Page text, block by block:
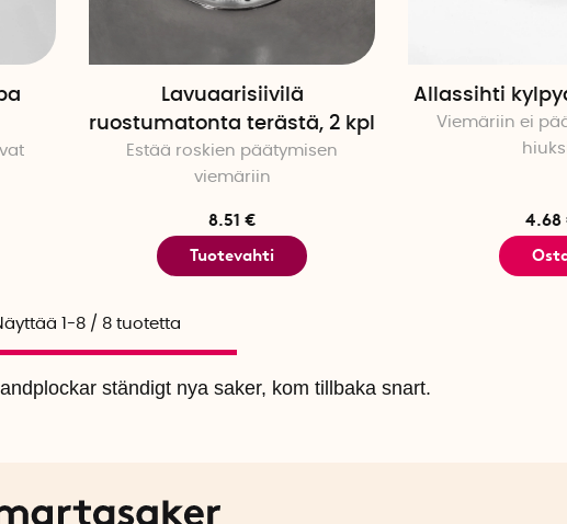
Lavuaarisiivilä
ruostumatonta terästä, 2 kpl
Estää roskien päätymisen
viemäriin
8.51 €
Tuotevahti
Allassihti
Viemäriin ei
4.68
ständigt nya saker, kom tillbaka snart.
1-8/ 8tuotetta